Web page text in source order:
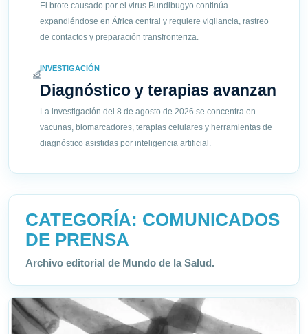
El brote causado por el virus Bundibugyo continúa
expandiéndose en África central y requiere vigilancia, rastreo
de contactos y preparación transfronteriza.
INVESTIGACIÓN
Diagnóstico y terapias avanzan
La investigación del 8 de agosto de 2026 se concentra en
vacunas, biomarcadores, terapias celulares y herramientas de
diagnóstico asistidas por inteligencia artificial.
CATEGORÍA: COMUNICADOS
DE PRENSA
Archivo editorial de Mundo de la Salud.